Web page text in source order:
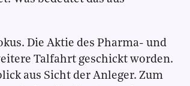
Die Aktie des Pharma- und
Talfahrt geschickt worden.
aus Sicht der Anleger. Zum